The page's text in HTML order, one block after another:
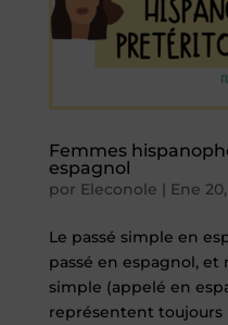
Femmes
espagnol
por Eleconole | Ene
Le passé simple en
passé en espagnol,
simple (appelé en
représentent